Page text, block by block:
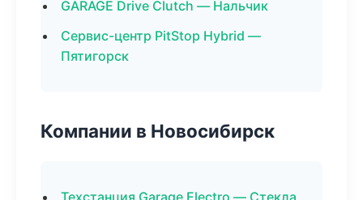
GARAGE Drive Clutch — Нальчик
Сервис-центр PitStop Hybrid —
Пятигорск
Компании в Новосибирск
Техстанция Garage Electro — Стекла